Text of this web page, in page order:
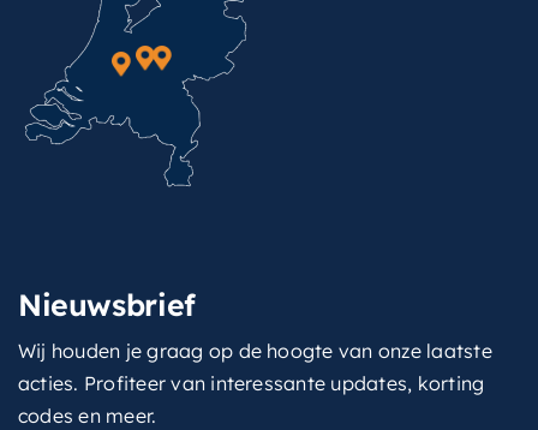
Nieuwsbrief
Wij houden je graag op de hoogte van onze laatste
acties. Profiteer van interessante updates, korting
codes en meer.